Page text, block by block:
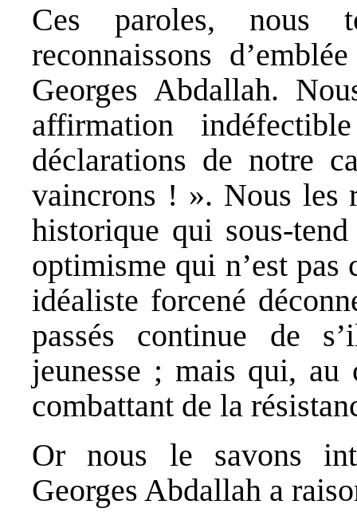
Ces paroles, nous
reconnaissons
Georges Abdallah.
affirmation
déclarations de notre
vaincrons ! ». Nous les
historique qui sous-
optimisme qui n’est pas
idéaliste forcené
passés continue de
jeunesse ; mais qui,
combattant de la
Or nous le savons
Georges Abdallah a